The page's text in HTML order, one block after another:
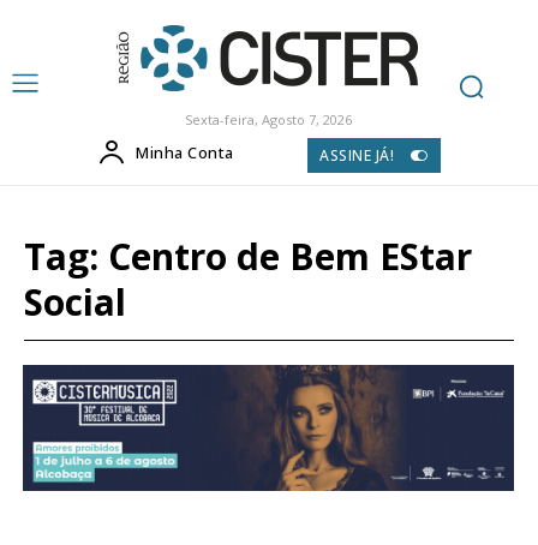
Sexta-feira, Agosto 7, 2026
Minha Conta ASSINE JÁ!
Tag: Centro de Bem EStar
Social